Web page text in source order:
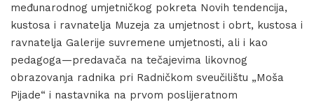
međunarodnog umjetničkog pokreta Novih tendencija,
kustosa i ravnatelja Muzeja za umjetnost i obrt, kustosa i
ravnatelja Galerije suvremene umjetnosti, ali i kao
pedagoga—predavača na tečajevima likovnog
obrazovanja radnika pri Radničkom sveučilištu „Moša
Pijade“ i nastavnika na prvom poslijeratnom